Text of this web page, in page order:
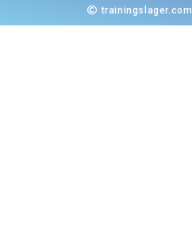
trainingslager.com